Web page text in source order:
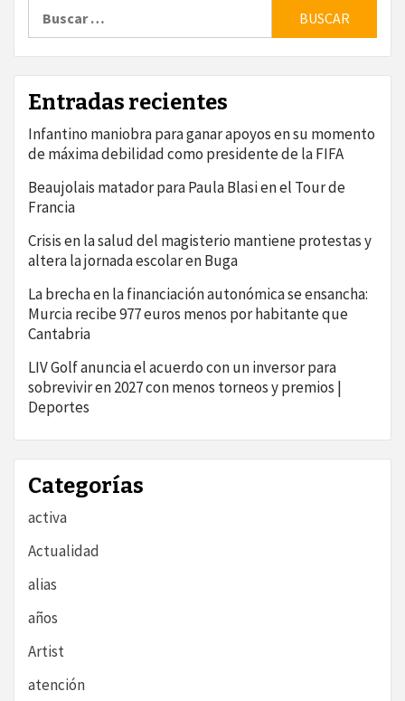
Entradas recientes
Infantino maniobra para ganar apoyos en su momento
de máxima debilidad como presidente de la FIFA
Beaujolais matador para Paula Blasi en el Tour de
Francia
Crisis en la salud del magisterio mantiene protestas y
altera la jornada escolar en Buga
La brecha en la financiación autonómica se ensancha:
Murcia recibe 977 euros menos por habitante que
Cantabria
LIV Golf anuncia el acuerdo con un inversor para
sobrevivir en 2027 con menos torneos y premios |
Deportes
Categorías
activa
Actualidad
alias
años
Artist
atención